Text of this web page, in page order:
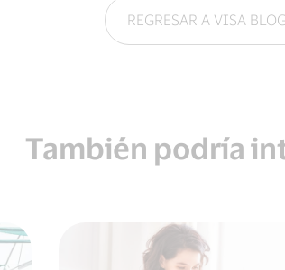
REGRESAR A VISA BLOG
También podría